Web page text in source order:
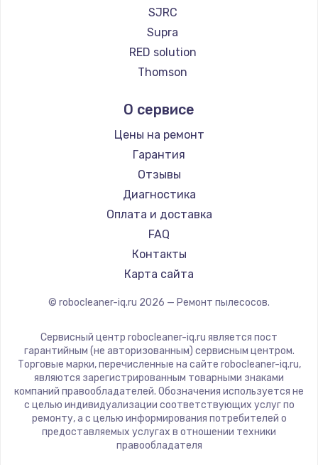
Ремонт пылесосов Eigen
Ремонт пылесосов Honor
Ремонт пылесосов Qyron
Ремонт пылесосов Doffler
Ремонт пылесосов Bosch
Ремонт пылесосов Elitech
Ремонт пылесосов STIHL
Ремонт пылесосов Kirby
SJRC
Supra
RED solution
Thomson
lydsto
Atvel
Tineco
Tuvio
Clever clean
DEXP
Haier
Pioneer
Electrolux
Scarlett
Kyvol
Eigen
Honor
Qyron
Doffler
Hisense
О сервисе
Цены на ремонт
Гарантия
Отзывы
Диагностика
Оплата и доставка
FAQ
Контакты
Карта сайта
© robocleaner-iq.ru 2026 — Ремонт пылесосов.
Сервисный центр robocleaner-iq.ru является пост
гарантийным (не авторизованным) сервисным центром.
Торговые марки, перечисленные на сайте robocleaner-iq.ru,
являются зарегистрированным товарными знаками
компаний правообладателей. Обозначения используется не
с целью индивидуализации соответствующих услуг по
ремонту, а с целью информирования потребителей о
предоставляемых услугах в отношении техники
правообладателя